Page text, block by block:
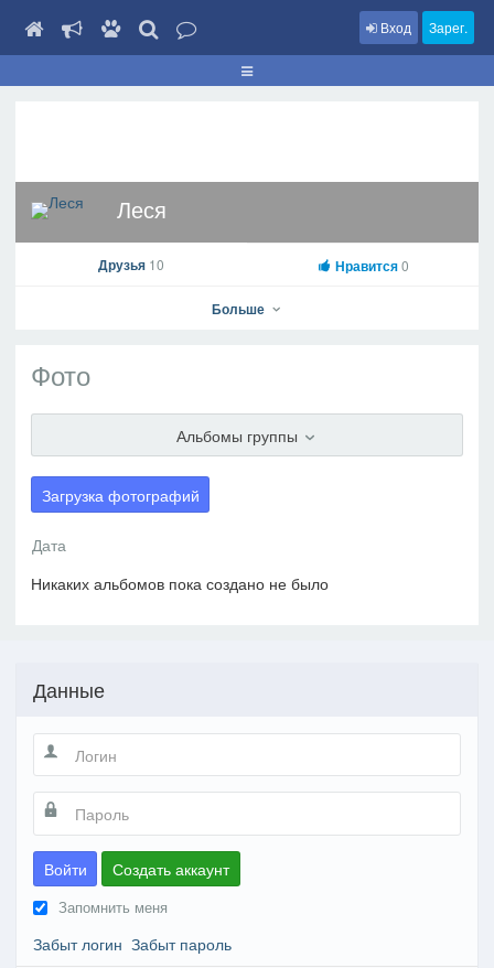
Вход Зарег.
Леся
Леся
Друзья 10 Нравится0
Больше
Фото
Альбомы группы
Загрузка фотографий
Никаких альбомов пока создано не было
Данные
Войти Создать аккаунт
Запомнить меня
Забыт логин Забыт пароль